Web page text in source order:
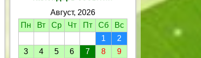
Август, 2026
Пн
Вт Ср Чт Пт Сб
Вс
1
2
3
4 5 6 7 8
9